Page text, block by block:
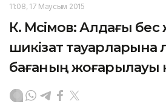
11:08, 17 Маусым 2015
К. Мәсімов: Алдағы
шикізат тауарларына
бағаның жоғарылауы